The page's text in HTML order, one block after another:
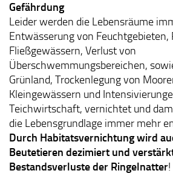
Gefährdung
Leider werden die Lebensräume
Entwässerung von Feuchtgebieten,
Fließgewässern, Verlust von
Überschwemmungsbereichen,
Grünland, Trockenlegung von
Kleingewässern und
Teichwirtschaft, vernichtet und
die Lebensgrundlage immer mehr
Durch Habitatsvernichtung wird
Beutetieren dezimiert und
Bestandsverluste der Ringelnatter!